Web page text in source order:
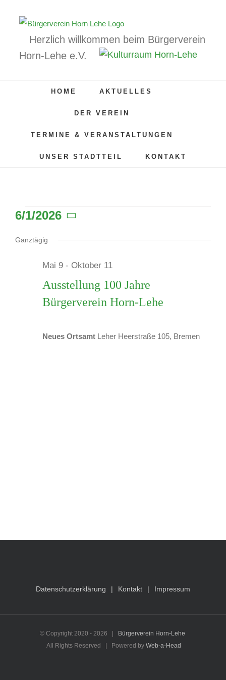
Herzlich willkommen beim Bürgerverein
Horn-Lehe e.V.
HOME AKTUELLES
DER VEREIN
TERMINE & VERANSTALTUNGEN
UNSER STADTTEIL KONTAKT
Veranstaltungen
für
6/1/2026
wählen.
Ganztägig
Ausstellung 100 Jahre
Bürgerverein Horn-Lehe
Mai 9 - Oktober 11
Neues Ortsamt Leher Heerstraße 105, Bremen
Datenschutzerklärung Kontakt Impressum
© Copyright 2020 - 2026 |
Bürgerverein Horn-Lehe
All Rights Reserved | Powered by Web-a-Head